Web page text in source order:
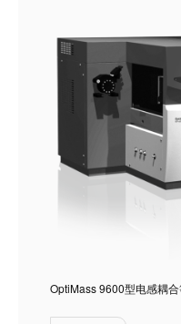
OptiMass 9600型电感耦